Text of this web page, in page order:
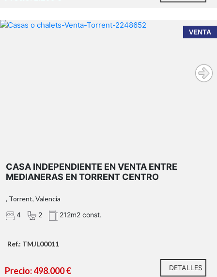
VENTA
CASA INDEPENDIENTE EN VENTA ENTRE
MEDIANERAS EN TORRENT CENTRO
, Torrent, Valencia
4
2 212m2 const.
Ref.: TMJL00011
Precio: 498.000 € DETALLES